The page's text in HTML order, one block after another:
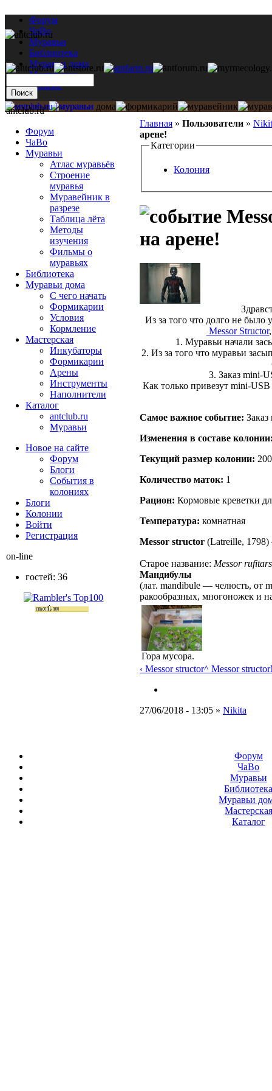
Форум
ЧаВо
Муравьи
Библиотека
Муравьи дома
Мастерская
Каталог
Главная » Пользователи »
арене!
Категории
Колония
на арене!
Из за того что долго не
Messor Structor
1. Муравьи начали
2. Из за того что муравьи
3. Заказ mini-
Как только привезут mini-
Самое важное событие:
Изменения в составе
Текущий размер кoлонии: 200
Количество маток: 1
Рацион: Кормовые креветки
Температура: комнатная
Messor structor (Latreille, 1798)
Старое название: Messor
Мандибулы
(лат. mandibule — челюсть, от
ракообразных, многоножек и
Гора мусора.
‹ Messor structor^ Messor structor
27/06/2018 - 13:05 » Nikita
antclub.ru
Форум
ЧаВо
Муравьи
Атлас муравьёв
Строение
муравья
Муравейник в
разрезе
Таблица лёта
Методы
изучения
Фильмы о
муравьях
Библиотека
Муравьи дома
С чего начать
Формикарии
Условия
Кормление
Мастерская
Инкубаторы
Формикарии
Арены
Инструменты
Наполнители
Каталог
antclub.ru
Муравьи
Новое на сайте
Форум
Блоги
События в
колониях
Блоги
Колонии
Войти
Peгиcтpaция
on-line
гостей: 36
Форум
ЧаВо
Муравьи
Муравьи
Мастерская
Каталог